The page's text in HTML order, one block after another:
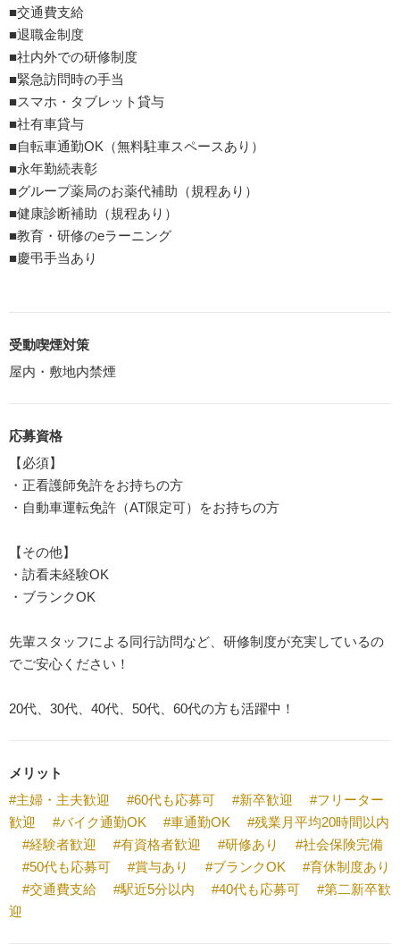
■交通費支給
■退職金制度
■社内外での研修制度
■緊急訪問時の手当
■スマホ・タブレット貸与
■社有車貸与
■自転車通勤OK（無料駐車スペースあり）
■永年勤続表彰
■グループ薬局のお薬代補助（規程あり）
■健康診断補助（規程あり）
■教育・研修のeラーニング
■慶弔手当あり
受動喫煙対策
屋内・敷地内禁煙
応募資格
【必須】
・正看護師免許をお持ちの方
・自動車運転免許（AT限定可）をお持ちの方
【その他】
・訪看未経験OK
・ブランクOK
先輩スタッフによる同行訪問など、研修制度が充実しているの
でご安心ください！
20代、30代、40代、50代、60代の方も活躍中！
メリット
#主婦・主夫歓迎
#60代も応募可 #新卒歓迎
#フリーター
歓迎
#バイク通勤OK #車通勤OK
#残業月平均20時間以内
#経験者歓迎
#有資格者歓迎 #研修あり
#社会保険完備
#50代も応募可
#賞与あり #ブランクOK
#育休制度あり
#交通費支給
#駅近5分以内 #40代も応募可
#第二新卒歓
迎